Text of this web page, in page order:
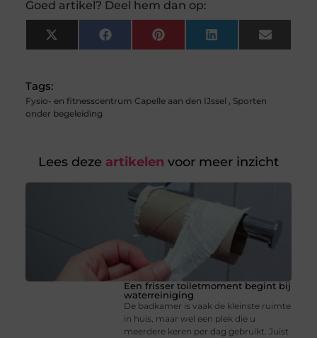
Goed artikel? Deel hem dan op:
X
(Twitter)
FacebookPinterest LinkedIn Email
Tags:
Fysio- en fitnesscentrum Capelle aan den IJssel , Sporten
onder begeleiding
Lees deze artikelen voor meer inzicht
Een frisser toiletmoment begint bij
waterreiniging
De badkamer is vaak de kleinste ruimte
in huis, maar wel een plek die u
meerdere keren per dag gebruikt. Juist